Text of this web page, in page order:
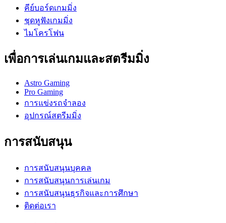
คีย์บอร์ดเกมมิ่ง
ชุดหูฟังเกมมิ่ง
ไมโครโฟน
เพื่อการเล่นเกมและสตรีมมิ่ง
Astro Gaming
Pro Gaming
การแข่งรถจำลอง
อุปกรณ์สตรีมมิ่ง
การสนับสนุน
การสนับสนุนบุคคล
การสนับสนุนการเล่นเกม
การสนับสนุนธุรกิจและการศึกษา
ติดต่อเรา